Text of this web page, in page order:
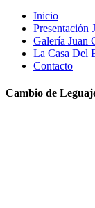
Inicio
Presentación
Galería Juan
La Casa Del
Contacto
Cambio de